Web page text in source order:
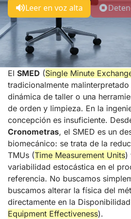
Leer en voz alta
El SMED (Single Minute
tradicionalmente
dinámica de taller o una
de orden y limpieza. En la
concepción es insuficiente.
Cronometras, el SMED es un
biomecánico: se trata de la
TMUs (Time Measurement Units)
variabilidad estocástica en el
referencia. No buscamos
buscamos alterar la física del
directamente en la
Equipment Effectiveness).